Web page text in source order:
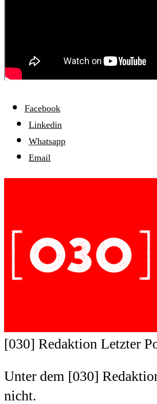
Facebook
Linkedin
Whatsapp
Email
[030] Redaktion Letzter
Unter dem [030]
nicht.